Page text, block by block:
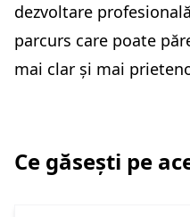
dezvoltare
parcurs care poate
mai clar și mai
Ce găsești pe